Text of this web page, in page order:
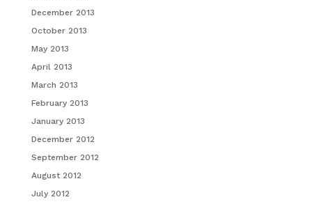
December 2013
October 2013
May 2013
April 2013
March 2013
February 2013
January 2013
December 2012
September 2012
August 2012
July 2012